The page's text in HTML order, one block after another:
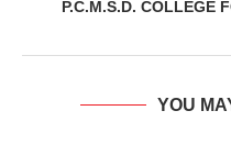
P.C.M.S.D. COLLEGE
YOU